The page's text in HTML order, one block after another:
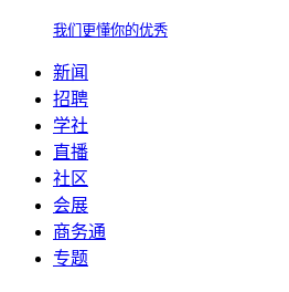
我们更懂你的优秀
新闻
招聘
学社
直播
社区
会展
商务通
专题